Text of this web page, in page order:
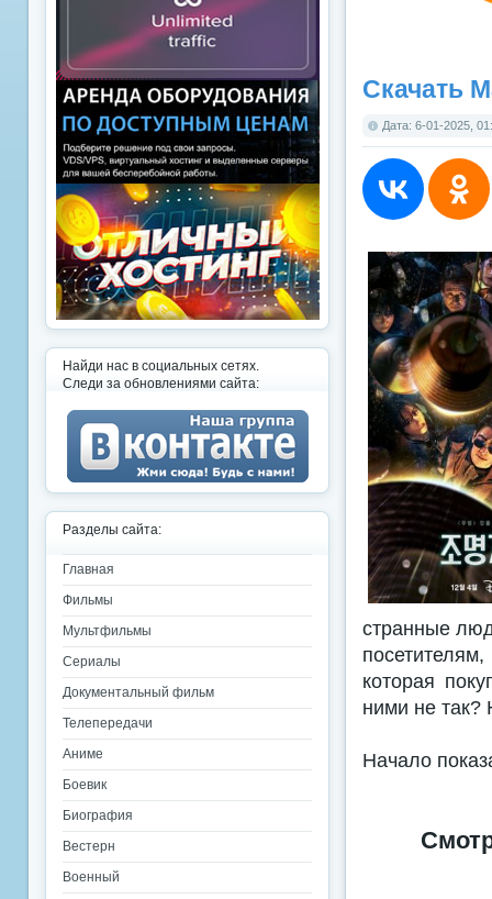
Скачать
Дата: 6-01-2025,
странные
которая
ними не так?
Начало
Найди нас в социальных сетях.
Следи за обновлениями сайта:
Разделы сайта:
Главная
Фильмы
Мультфильмы
Сериалы
Документальный фильм
Телепередачи
Аниме
Боевик
Биография
Вестерн
Военный